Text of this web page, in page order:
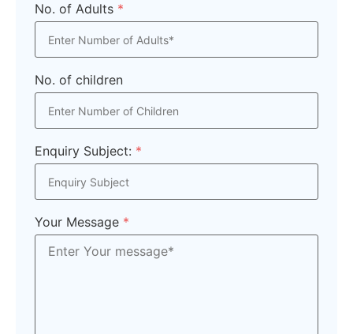
No. of Adults *
No. of children
Enquiry Subject: *
Your Message *